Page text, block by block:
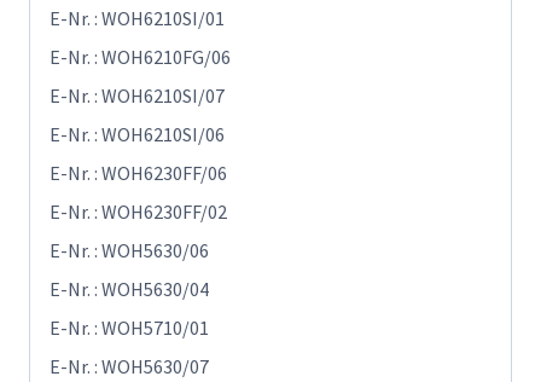
E-Nr. : WOH6210SI/01
E-Nr. : WOH6210FG/06
E-Nr. : WOH6210SI/07
E-Nr. : WOH6210SI/06
E-Nr. : WOH6230FF/06
E-Nr. : WOH6230FF/02
E-Nr. : WOH5630/06
E-Nr. : WOH5630/04
E-Nr. : WOH5710/01
E-Nr. : WOH5630/07